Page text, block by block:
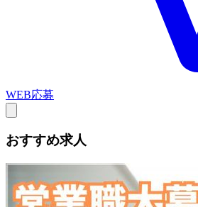
WEB応募
おすすめ求人